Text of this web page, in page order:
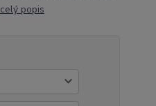
celý popis